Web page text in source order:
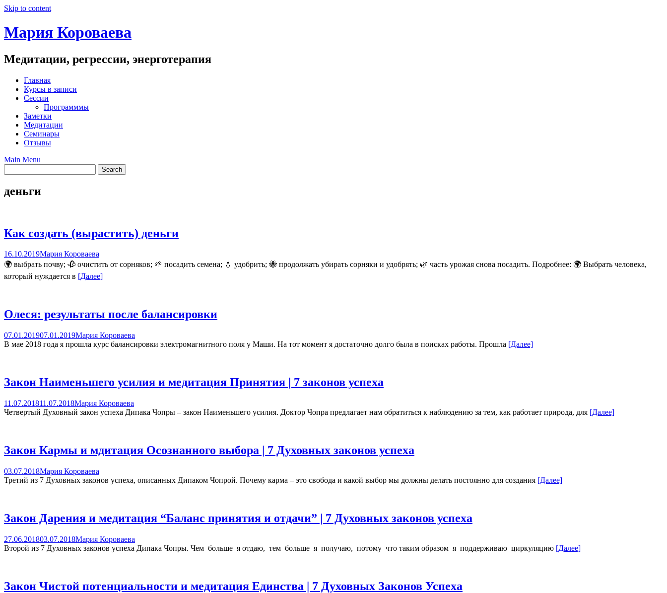
Skip to content
Мария Короваева
Медитации, регрессии, энерготерапия
Главная
Курсы в записи
Сессии
Программмы
Заметки
Медитации
Семинары
Отзывы
Main Menu
деньги
Как создать (вырастить) деньги
16.10.2019Мария Короваева
🌍 выбрать почву; 🥀 очистить от сорняков; 🌱 посадить семена; 💧 удобрить; 🐝 продолжать убирать сорняки и удобрять; 🌿 часть урожая снова посадить. Подробнее: 🌍 Выбрать человека,
который нуждается в [Далее]
Олеся: результаты после балансировки
07.01.201907.01.2019Мария Короваева
В мае 2018 года я прошла курс балансировки электромагнитного поля у Маши. На тот момент я достаточно долго была в поисках работы. Прошла [Далее]
Закон Наименьшего усилия и медитация Принятия | 7 законов успеха
11.07.201811.07.2018Мария Короваева
Четвертый Духовный закон успеха Дипака Чопры – закон Наименьшего усилия. Доктор Чопра предлагает нам обратиться к наблюдению за тем, как работает природа, для [Далее]
Закон Кармы и мдитация Осознанного выбора | 7 Духовных законов успеха
03.07.2018Мария Короваева
Третий из 7 Духовных законов успеха, описанных Дипаком Чопрой. Почему карма – это свобода и какой выбор мы должны делать постоянно для создания [Далее]
Закон Дарения и медитация “Баланс принятия и отдачи” | 7 Духовных законов успеха
27.06.201803.07.2018Мария Короваева
Второй из 7 Духовных законов успеха Дипака Чопры. Чем больше я отдаю, тем больше я получаю, потому что таким образом я поддерживаю циркуляцию [Далее]
Закон Чистой потенциальности и медитация Единства | 7 Духовных Законов Успеха